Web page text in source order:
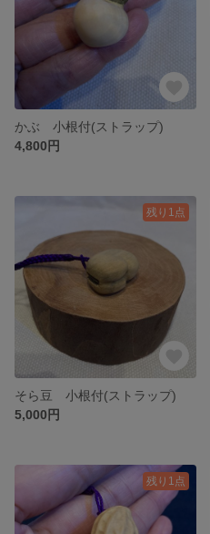
かぶ 小根付(ストラップ)
4,800円
残り1点
そら豆 小根付(ストラップ)
5,000円
残り1点